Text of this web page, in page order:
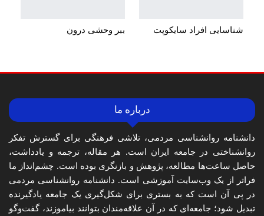
شناسایی افراد سایکوپت ببر وحشی درون
درباره ما
دانشنامه روانشناسی مردمی، تلاشی فرهنگی برای گسترش تفکر
روانشناختی در جامعه ایران است. هر مقاله، ترجمه و یادداشت،
حاصل ساعت‌ها مطالعه، پژوهش و بازنگری بوده است. چشم‌انداز ما
فراتر از یک وب‌سایت آموزشی است. دانشنامه روانشناسی مردمی
در پی آن است که به بستری برای شکل‌گیری یک جامعه یادگیرنده
تبدیل شود؛ جامعه‌ای که در آن علاقه‌مندان بتوانند بیاموزند، گفت‌وگو